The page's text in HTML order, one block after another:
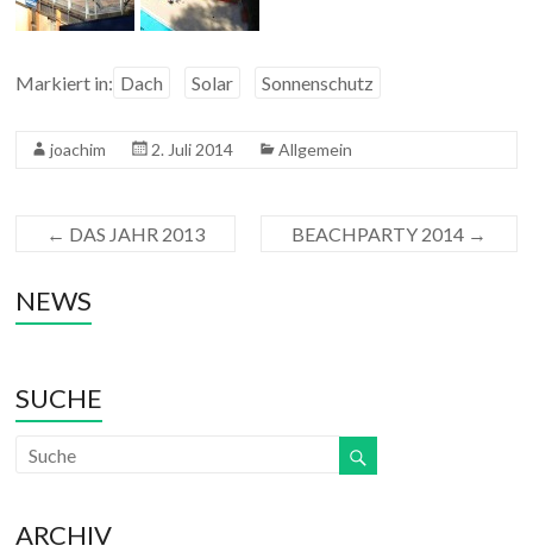
Markiert in: Dach Solar Sonnenschutz
joachim 2. Juli 2014 Allgemein
← DAS JAHR 2013 BEACHPARTY 2014 →
NEWS
SUCHE
ARCHIV